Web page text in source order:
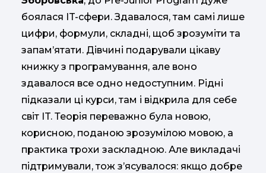
боялася IT-сфери. Здавалося, там самі лише
цифри, формули, складні, щоб зрозуміти та
запам’ятати. Дівчині подарували цікаву
книжку з програмування, але воно
здавалося все одно недоступним. Рідні
підказали ці курси, там і відкрила для себе
світ IT. Теорія переважно була новою,
корисною, поданою зрозумілою мовою, а
практика трохи заскладною. Але викладачі
підтримували, тож з’ясувалося: якщо добре